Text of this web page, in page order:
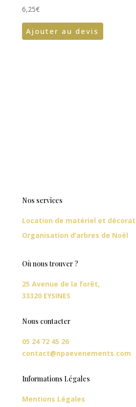
6,25€
Ajouter au devis
Nos services
Location de matériel et
Organisation d’arbres de Noël
Où nous trouver ?
25 Avenue de la forêt,
33320 EYSINES
Nous contacter
05 24 72 45 26
contact@npaevenements.com
Informations Légales
Mentions Légales